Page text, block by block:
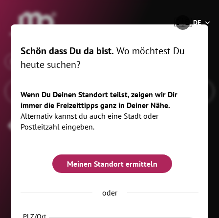
®
🇩🇪DE
Wann
News_Entdeckerwelt
Schön dass Du da bist. Wo möchtest Du
heute suchen?
Wenn Du Deinen Standort teilst, zeigen wir Dir
immer die Freizeittipps ganz in Deiner Nähe.
Alternativ kannst du auch eine Stadt oder
Postleitzahl eingeben.
Meinen Standort ermitteln
oder